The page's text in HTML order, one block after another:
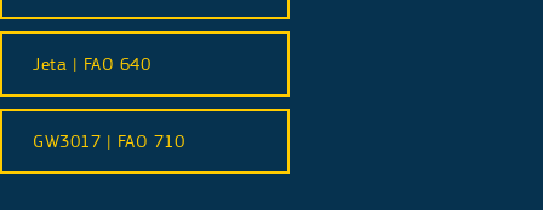
Jeta | FAO 640
GW3017 | FAO 710